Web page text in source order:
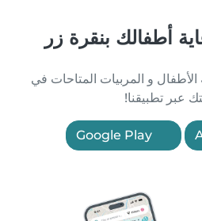
أطفالك بنقرة زر
و المربيات المتاحات في
عبر تطبيقنا!